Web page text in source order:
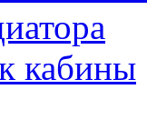
кабины